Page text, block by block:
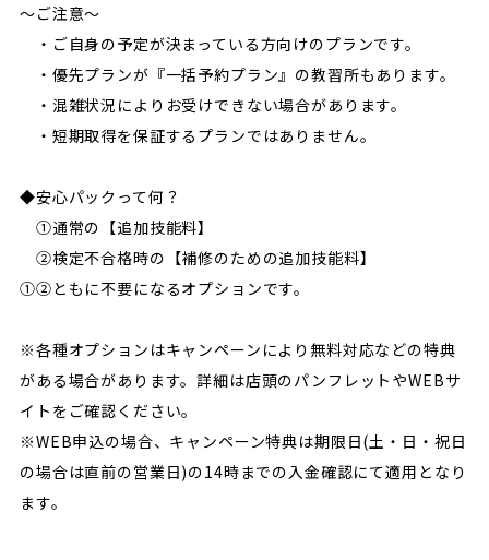
～ご注意～
・ご自身の予定が決まっている方向けのプランです。
・優先プランが『一括予約プラン』の教習所もあります。
・混雑状況によりお受けできない場合があります。
・短期取得を保証するプランではありません。
◆安心パックって何？
①通常の【追加技能料】
②検定不合格時の【補修のための追加技能料】
①②ともに不要になるオプションです。
※各種オプションはキャンペーンにより無料対応などの特典
がある場合があります。詳細は店頭のパンフレットやWEBサ
イトをご確認ください。
※WEB申込の場合、キャンペーン特典は期限日(土・日・祝日
の場合は直前の営業日)の14時までの入金確認にて適用となり
ます。